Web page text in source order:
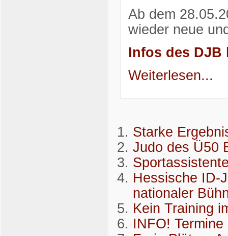
Ab dem
wieder neue
Infos des DJB
Weiterlesen...
Starke
Judo des Ü50
Hessische ID-
nationaler
Kein Training
INFO!